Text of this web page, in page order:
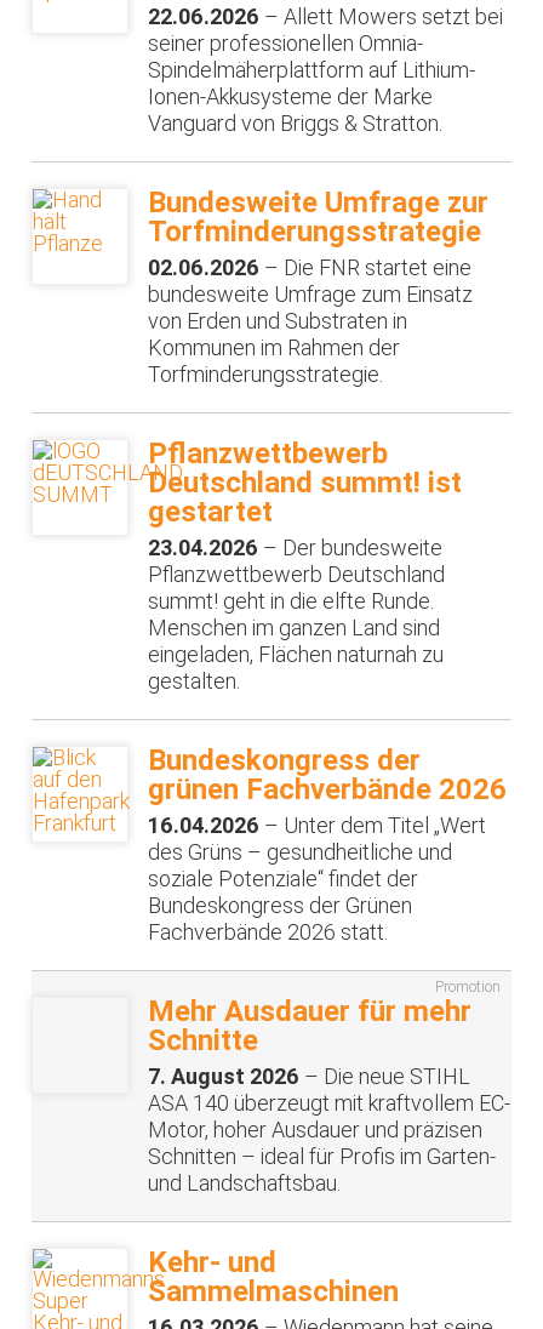
22.06.2026 – Allett Mowers setzt bei
seiner professionellen Omnia-
Spindelmäherplattform auf Lithium-
Ionen-Akkusysteme der Marke
Vanguard von Briggs & Stratton.
Bundesweite Umfrage zur
Torfminderungsstrategie
02.06.2026 – Die FNR startet eine
bundesweite Umfrage zum Einsatz
von Erden und Substraten in
Kommunen im Rahmen der
Torfminderungsstrategie.
Pflanzwettbewerb
Deutschland summt! ist
gestartet
23.04.2026 – Der bundesweite
Pflanzwettbewerb Deutschland
summt! geht in die elfte Runde.
Menschen im ganzen Land sind
eingeladen, Flächen naturnah zu
gestalten.
Bundeskongress der
grünen Fachverbände 2026
16.04.2026 – Unter dem Titel „Wert
des Grüns – gesundheitliche und
soziale Potenziale“ findet der
Bundeskongress der Grünen
Fachverbände 2026 statt.
Promotion
Mehr Ausdauer für mehr
Schnitte
7. August 2026 – Die neue STIHL
ASA 140 überzeugt mit kraftvollem EC-
Motor, hoher Ausdauer und präzisen
Schnitten – ideal für Profis im Garten-
und Landschaftsbau.
Kehr- und
Sammelmaschinen